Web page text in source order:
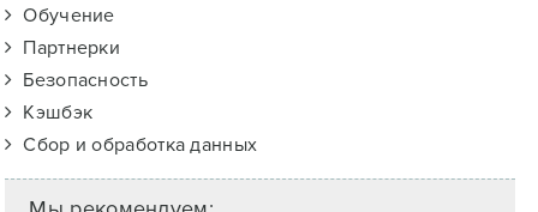
Обучение
Партнерки
Безопасность
Кэшбэк
Сбор и обработка данных